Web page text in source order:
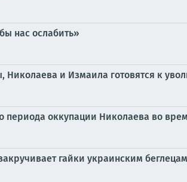
нас ослабить»
Николаева и Измаила готовятся к
периода оккупации Николаева во
гайки украинским беглецам